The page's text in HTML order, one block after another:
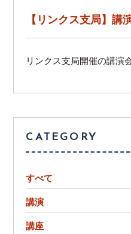
【リンクス支局】講
リンクス支局開催の講演
CATEGORY
すべて
講演
講座